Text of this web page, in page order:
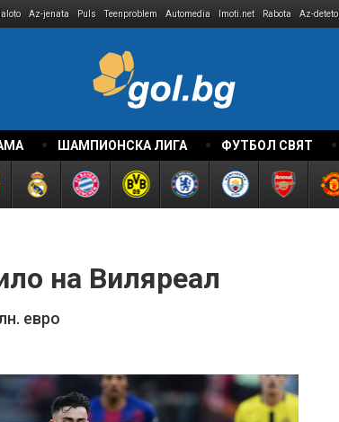
Az-jenata Puls Teenproblem Automedia Imoti.net Rabota Az-deteto
ШАМПИОНСКА ЛИГА ФУТБОЛ СВЯТ
на Виляреал
евро